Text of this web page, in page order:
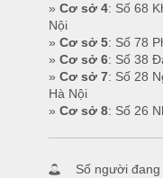
» Cơ sở 4: Số 68
Nội
» Cơ sở 5: Số 78
» Cơ sở 6: Số 38
» Cơ sở 7: Số 28
Hà Nội
» Cơ sở 8: Số 26
Số người đang